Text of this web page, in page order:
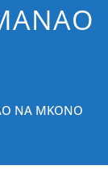
NA MKONO